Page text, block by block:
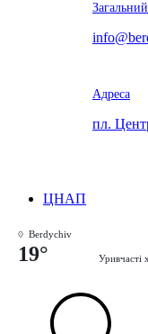
Адреса
пл.
ЦНАП
Berdychiv
19° Уривчасті